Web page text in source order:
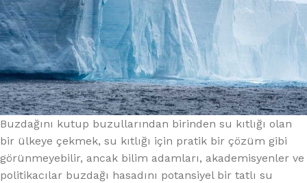
Buzdağını kutup buzullarından birinden su kıtlığı olan
bir ülkeye çekmek, su kıtlığı için pratik bir çözüm gibi
görünmeyebilir, ancak bilim adamları, akademisyenler ve
politikacılar buzdağı hasadını potansiyel bir tatlı su